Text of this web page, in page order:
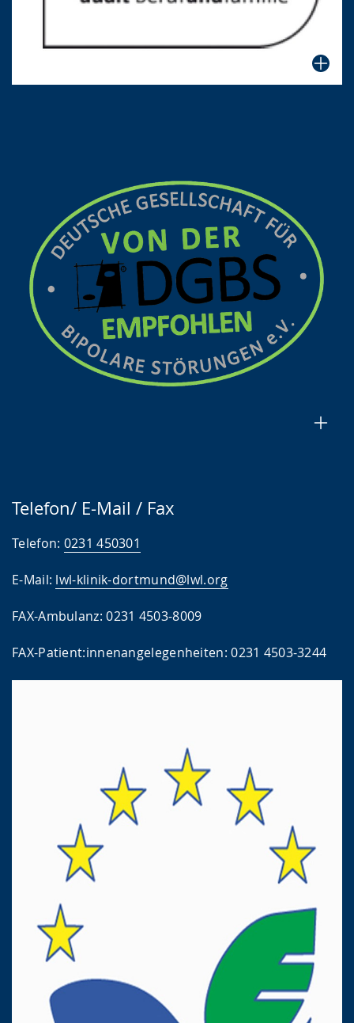
Telefon/ E-Mail / Fax
Telefon: 0231 450301
E-Mail: lwl-klinik-dortmund@lwl.org
FAX-Ambulanz: 0231 4503-8009
FAX-Patient:innenangelegenheiten: 0231 4503-3244